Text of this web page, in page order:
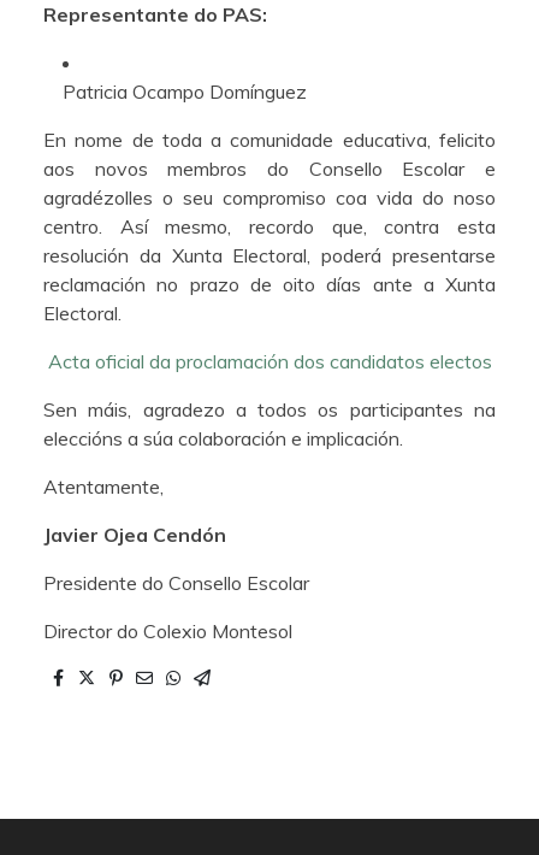
Representante do PAS:
Patricia Ocampo Domínguez
En nome de toda a comunidade educativa, felicito
aos novos membros do Consello Escolar e
agradézolles o seu compromiso coa vida do noso
centro. Así mesmo, recordo que, contra esta
resolución da Xunta Electoral, poderá presentarse
reclamación no prazo de oito días ante a Xunta
Electoral.
Acta oficial da proclamación dos candidatos electos
Sen máis, agradezo a todos os participantes na
eleccións a súa colaboración e implicación.
Atentamente,
Javier Ojea Cendón
Presidente do Consello Escolar
Director do Colexio Montesol